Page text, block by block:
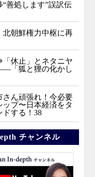
“善処します”誤訳伝
北朝鮮権力中枢に再
「休止」とネタニヤ
「狐と狸の化かし
さん頑張れ！今必要
ップ〜日本経済をタ
ドする！38
チャンネル